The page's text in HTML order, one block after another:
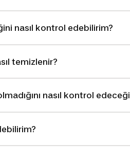
nasıl kontrol edebilirim?
temizlenir?
nasıl kontrol